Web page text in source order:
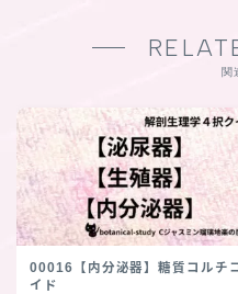
関
00016【内分泌器】糖質コルチコ
イド